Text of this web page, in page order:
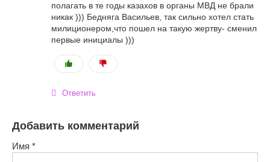
полагать в те годы казахов в органы МВД не брали
никак ))) Бедняга Васильев, так сильно хотел стать
милиционером,что пошел на такую жертву- сменил
первые инициалы )))
Ответить
Добавить комментарий
Имя *